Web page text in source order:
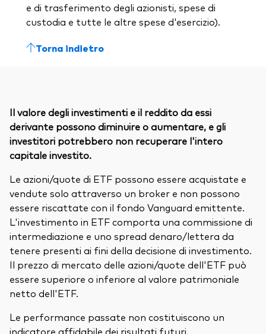
e di trasferimento degli azionisti, spese di
custodia e tutte le altre spese d'esercizio).
Torna indietro
Il valore degli investimenti e il reddito da essi
derivante possono diminuire o aumentare, e gli
investitori potrebbero non recuperare l'intero
capitale investito.
Le azioni/quote di ETF possono essere acquistate e
vendute solo attraverso un broker e non possono
essere riscattate con il fondo Vanguard emittente.
L'investimento in ETF comporta una commissione di
intermediazione e uno spread denaro/lettera da
tenere presenti ai fini della decisione di investimento.
Il prezzo di mercato delle azioni/quote dell'ETF può
essere superiore o inferiore al valore patrimoniale
netto dell'ETF.
Le performance passate non costituiscono un
indicatore affidabile dei risultati futuri.